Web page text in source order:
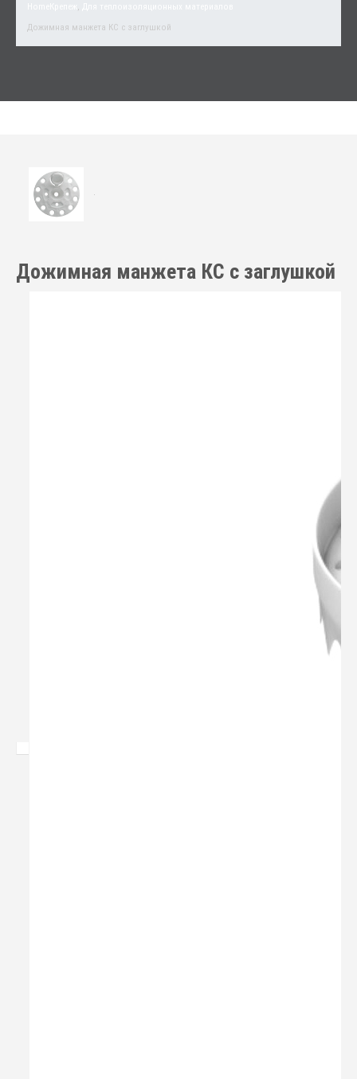
,
Дожимная манжета КС с заглушкой
Дожимная манжета КС с заглушкой